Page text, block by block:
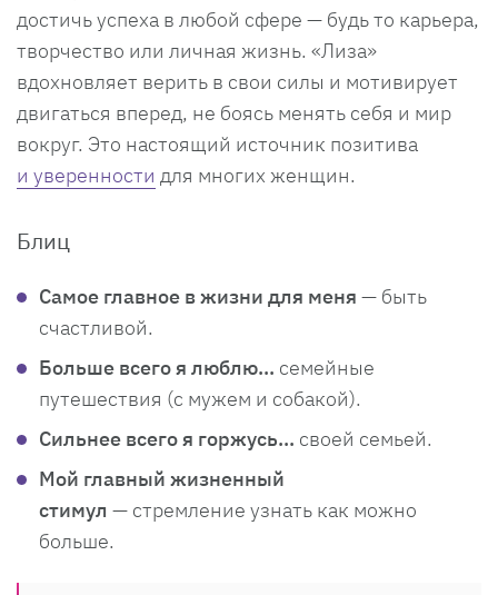
достичь успеха в любой сфере — будь то карьера,
творчество или личная жизнь. «Лиза»
вдохновляет верить в свои силы и мотивирует
двигаться вперед, не боясь менять себя и мир
вокруг. Это настоящий источник позитива
и уверенности для многих женщин.
Блиц
Самое главное в жизни для меня — быть
счастливой.
Больше всего я люблю... семейные
путешествия (с мужем и собакой).
Сильнее всего я горжусь... своей семьей.
Мой главный жизненный
стимул — стремление узнать как можно
больше.